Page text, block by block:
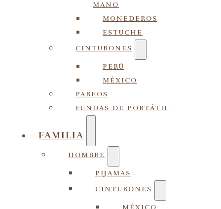
MANO
MONEDEROS
ESTUCHE
CINTURONES
PERÚ
MÉXICO
PAREOS
FUNDAS DE PORTÁTIL
FAMILIA
HOMBRE
PIJAMAS
CINTURONES
MÉXICO